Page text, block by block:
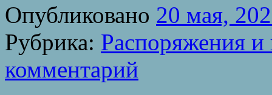
Опубликовано 20 мая,
Рубрика: Распоряжения и
комментарий